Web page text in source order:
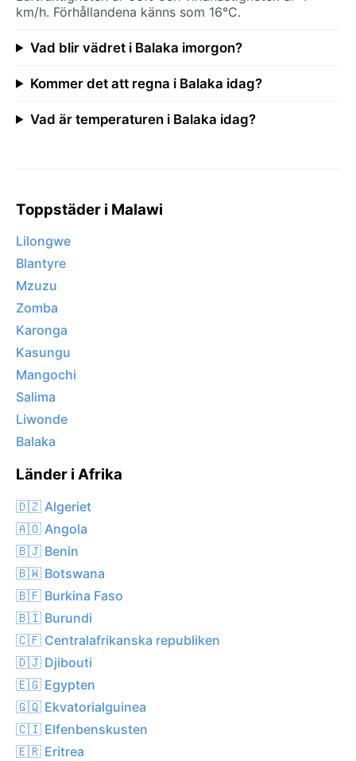
km/h. Förhållandena känns som 16°C.
Vad blir vädret i Balaka imorgon?
Kommer det att regna i Balaka idag?
Vad är temperaturen i Balaka idag?
Toppstäder i Malawi
Lilongwe
Blantyre
Mzuzu
Zomba
Karonga
Kasungu
Mangochi
Salima
Liwonde
Balaka
Länder i Afrika
🇩🇿 Algeriet
🇦🇴 Angola
🇧🇯 Benin
🇧🇼 Botswana
🇧🇫 Burkina Faso
🇧🇮 Burundi
🇨🇫 Centralafrikanska republiken
🇩🇯 Djibouti
🇪🇬 Egypten
🇬🇶 Ekvatorialguinea
🇨🇮 Elfenbenskusten
🇪🇷 Eritrea